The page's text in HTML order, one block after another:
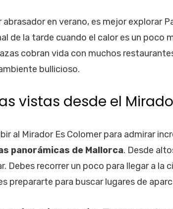
abrasador en verano, es mejor explorar
de la tarde cuando el calor es un poco
cobran vida con muchos
bullicioso.
vistas desde el
al Mirador Es Colomer para admirar
panorámicas de Mallorca. Desde
Debes recorrer un poco para llegar a la
prepararte para buscar lugares de